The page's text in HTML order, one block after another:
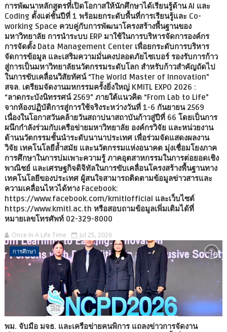
การพัฒนาหลักสูตรที่เปิดโอกาสให้นักศึกษาได้เรียนรู้ด้าน AI และ
Coding ตั้งแต่ชั้นปีที่ 1 พร้อมยกระดับพื้นที่การเรียนรู้และ Co-
working Space ควบคู่กับการพัฒนาโครงสร้างพื้นฐานของ
มหาวิทยาลัย การนำระบบ ERP มาใช้ในการบริหารจัดการองค์กร
การจัดตั้ง Data Management Center เพื่อยกระดับการบริหาร
จัดการข้อมูล และเสริมความมั่นคงปลอดภัยไซเบอร์ รองรับการก้าว
สู่การเป็นมหาวิทยาลัยนวัตกรรมระดับโลก สำหรับก้าวสำคัญถัดไป
ในการขับเคลื่อนวิสัยทัศน์ “The World Master of Innovation”
สจล. เตรียมจัดงานมหกรรมครั้งยิ่งใหญ่ KMITL EXPO 2026 :
“ลาดกระบังนิทรรศน์ 2569” ภายใต้แนวคิด “From Lab to Life”
จากห้องปฏิบัติการสู่การใช้จริงระหว่างวันที่ 1-6 กันยายน 2569
เนื่องในโอกาสวันคล้ายวันสถาปนาสถาบันก้าวสู่ปีที่ 66 โดยเป็นการ
ผนึกกำลังร่วมกับเครือข่ายมหาวิทยาลัย องค์กรวิจัย และหน่วยงาน
ด้านนวัตกรรมชั้นนำระดับนานาประเทศ เพื่อร่วมจัดแสดงผลงาน
วิจัย เทคโนโลยีล้ำสมัย และนวัตกรรมแห่งอนาคต มุ่งเชื่อมโยงภาค
การศึกษาในการบ่มเพาะความรู้ ภาคอุตสาหกรรมในการต่อยอดเชิง
พาณิชย์ และเศรษฐกิจดิจิทัลในการขับเคลื่อนโครงสร้างพื้นฐานทาง
เทคโนโลยีของประเทศ ผู้สนใจสามารถติดตามข้อมูลข่าวสารและ
ความเคลื่อนไหวได้ทาง Facebook:
https://www.facebook.com/kmitlofficial และเว็บไซต์
https://www.kmitl.ac.th หรือสอบถามข้อมูลเพิ่มเติมได้ที่
หมายเลขโทรศัพท์ 02-329-8000
Once In A Life Time Jul 25, 2026
การศึกษา
พม. จับมือ มจธ. และเครือข่ายคนพิการ แถลงข่าวการจัดงาน